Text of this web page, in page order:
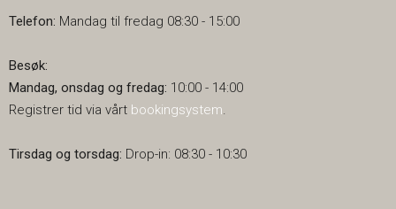
Telefon: Mandag til fredag 08:30 - 15:00
Besøk:
Mandag, onsdag og fredag: 10:00 - 14:00
Registrer tid via vårt bookingsystem.
Tirsdag og torsdag: Drop-in: 08:30 - 10:30